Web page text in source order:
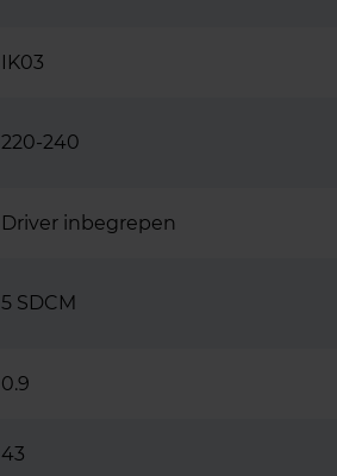
IK03
220-240
Driver inbegrepen
5 SDCM
0.9
43